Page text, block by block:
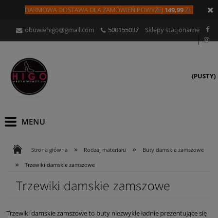
DARMOWA DOSTAWA DLAZAMÓWIEŃ POWYŻEJ 149,99ZŁ.
obuwiehigo@gmail.com 500155037 Sklepy stacjonarne
(PUSTY)
Strona główna » Rodzaj materiału » Buty damskie zamszowe
» Trzewiki damskie zamszowe
Trzewiki damskie zamszowe
Trzewiki damskie zamszowe to buty niezwykle ładnie prezentujące się